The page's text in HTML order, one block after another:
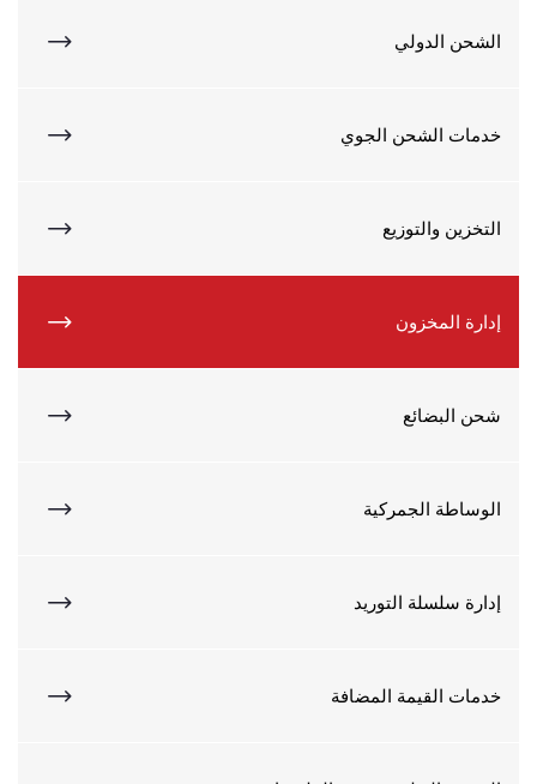
الشحن الدولي
خدمات الشحن الجوي
التخزين والتوزيع
إدارة المخزون
شحن البضائع
الوساطة الجمركية
إدارة سلسلة التوريد
خدمات القيمة المضافة